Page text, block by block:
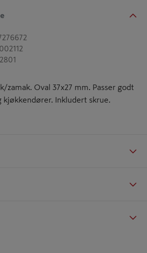
zamak. Oval 37x27 mm. Passer godt
Inkludert skrue.